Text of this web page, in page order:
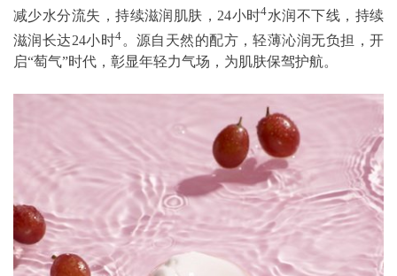
减少水分流失，持续滋润肌肤，24小时4水润不下线，持续
滋润长达24小时4 。源自天然的配方，轻薄沁润无负担，开
启“萄气”时代，彰显年轻力气场，为肌肤保驾护航。